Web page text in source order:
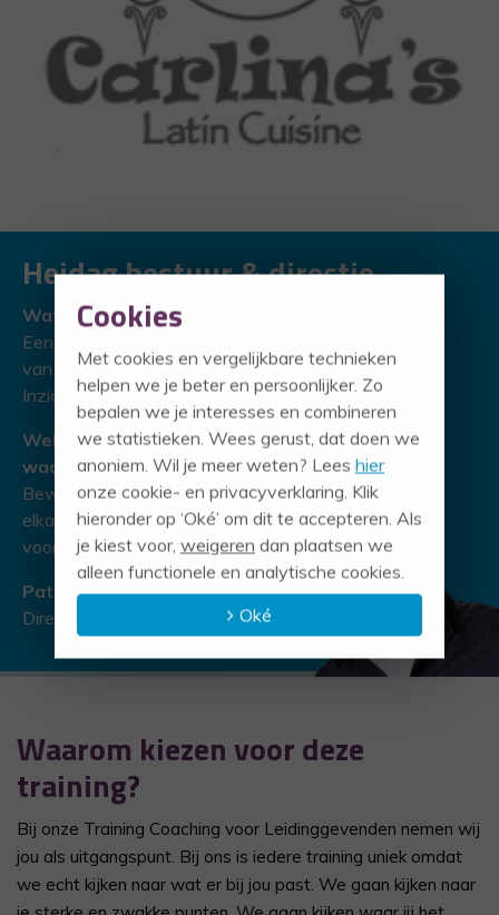
Heidag bestuur & directie.
Wat heeft het product opgeleverd
Een betere kijk op professioneel handelen
van mijzelf en van het directieteam.
Inzicht, bewustwording en extra bagage.
Welke aspecten vind je het meest
waardevol
Bewustwording van bepaalde zaken,
elkaar beter leren kennen, jouw betekenis
voor de ander of voor de organisatie.
Patric Wigman
Directeur onderwijs
Waarom kiezen voor deze
training?
Bij onze Training Coaching voor Leidinggevenden nemen wij
jou als uitgangspunt. Bij ons is iedere training uniek omdat
we echt kijken naar wat er bij jou past. We gaan kijken naar
Cookies
Met cookies en vergelijkbare technieken
helpen we je beter en persoonlijker. Zo
bepalen we je interesses en combineren
we statistieken. Wees gerust, dat doen we
anoniem. Wil je meer weten? Lees hier
onze cookie- en privacyverklaring. Klik
hieronder op ‘Oké’ om dit te accepteren. Als
je kiest voor, weigeren dan plaatsen we
alleen functionele en analytische cookies.
Oké